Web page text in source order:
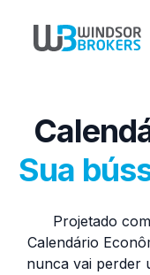
Sua
Projetado
Calendário
nunca vai perder